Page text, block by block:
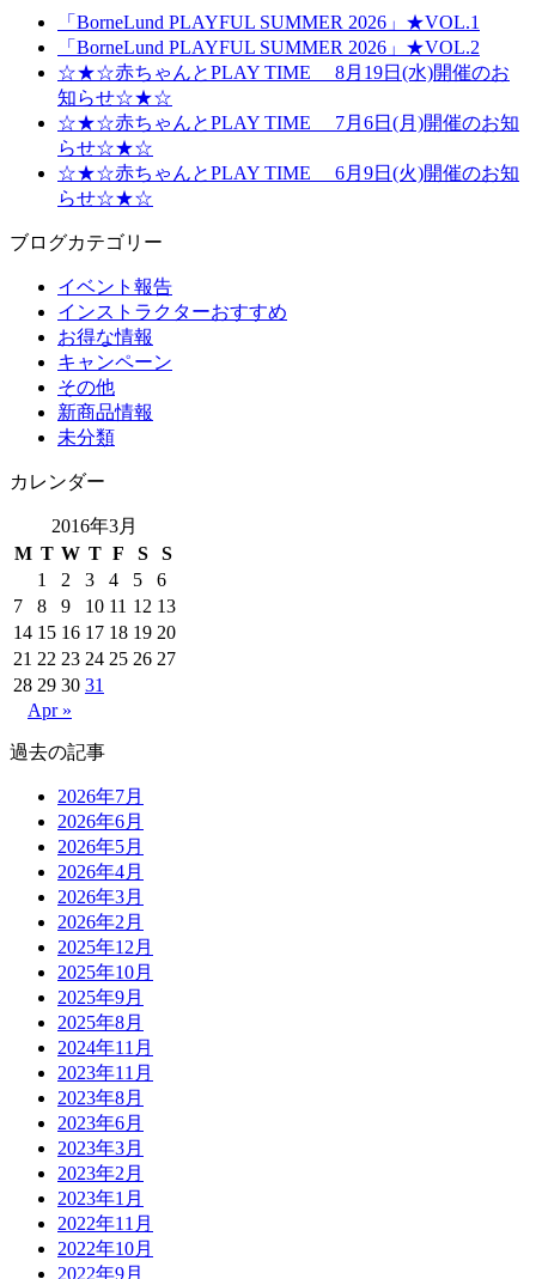
「BorneLund PLAYFUL SUMMER 2026」★VOL.1
「BorneLund PLAYFUL SUMMER 2026」★VOL.2
☆★☆赤ちゃんとPLAY TIME 8月19日(水)開催のお
知らせ☆★☆
☆★☆赤ちゃんとPLAY TIME 7月6日(月)開催のお知
らせ☆★☆
☆★☆赤ちゃんとPLAY TIME 6月9日(火)開催のお知
らせ☆★☆
ブログカテゴリー
イベント報告
インストラクターおすすめ
お得な情報
キャンペーン
その他
新商品情報
未分類
カレンダー
2016年3月
M T W T F S
S
1
2 3 4 5
6
7
8 9 10 11 12 13
14 15 16 17 18 19 20
21 22 23 24 25 26 27
28 29 30 31
Apr »
過去の記事
2026年7月
2026年6月
2026年5月
2026年4月
2026年3月
2026年2月
2025年12月
2025年10月
2025年9月
2025年8月
2024年11月
2023年11月
2023年8月
2023年6月
2023年3月
2023年2月
2023年1月
2022年11月
2022年10月
2022年9月